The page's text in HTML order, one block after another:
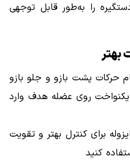
را به‌طور قابل توجهی
بهتر
حرکات پشت بازو و جلو بازو
روی عضله هدف وارد
برای کنترل بهتر و تقویت
کنید